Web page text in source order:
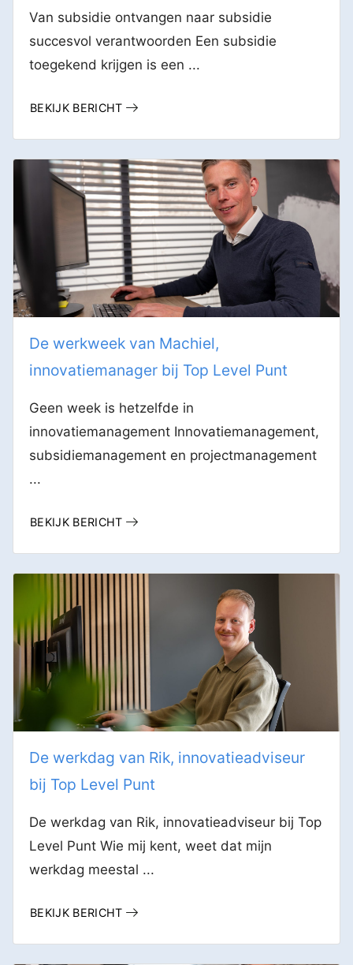
Van subsidie ontvangen naar subsidie
succesvol verantwoorden Een subsidie
toegekend krijgen is een ...
BEKIJK BERICHT
De werkweek van Machiel,
innovatiemanager bij Top Level Punt
Geen week is hetzelfde in
innovatiemanagement Innovatiemanagement,
subsidiemanagement en projectmanagement
...
BEKIJK BERICHT
De werkdag van Rik, innovatieadviseur
bij Top Level Punt
De werkdag van Rik, innovatieadviseur bij Top
Level Punt Wie mij kent, weet dat mijn
werkdag meestal ...
BEKIJK BERICHT